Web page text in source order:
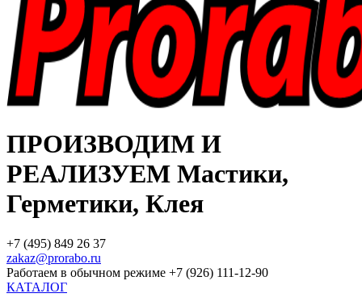
ПРОИЗВОДИМ И
РЕАЛИЗУЕМ Мастики,
Герметики, Клея
+7 (495) 849 26 37
zakaz@prorabo.ru
Работаем в обычном режиме +7 (926) 111-12-90
КАТАЛОГ